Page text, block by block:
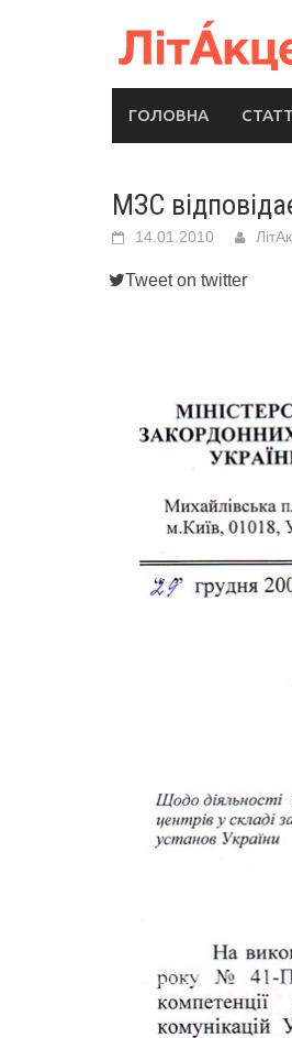
ГОЛОВНА
МЗС
14.01.2010
Tweet on twitter